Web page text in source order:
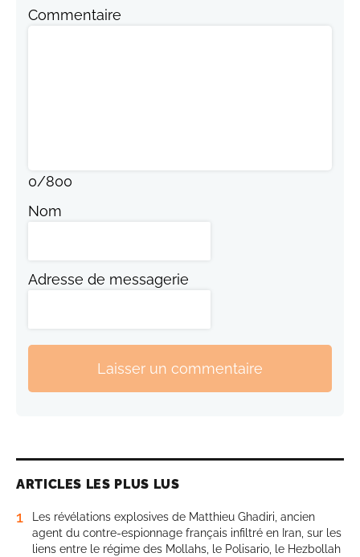
Commentaire
0/800
Nom
Adresse de messagerie
Laisser un commentaire
ARTICLES LES PLUS LUS
1
Les révélations explosives de Matthieu Ghadiri, ancien
agent du contre-espionnage français infiltré en Iran, sur les
liens entre le régime des Mollahs, le Polisario, le Hezbollah